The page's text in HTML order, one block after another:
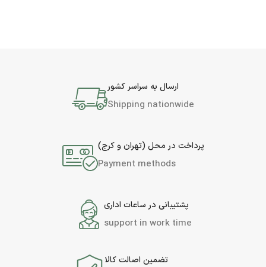
ارسال به سراسر کشور
Shipping nationwide
پرداخت در محل (تهران و کرج)
Payment methods
پشتیبانی در ساعات اداری
support in work time
تضمین اصالت کالا